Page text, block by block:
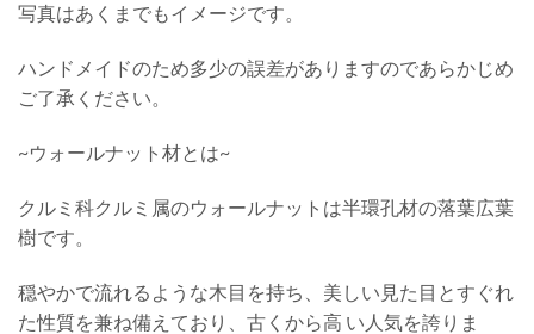
写真はあくまでもイメージです。
ハンドメイドのため多少の誤差がありますのであらかじめ
ご了承ください。
~ウォールナット材とは~
クルミ科クルミ属のウォールナットは半環孔材の落葉広葉
樹です。
穏やかで流れるような木目を持ち、美しい見た目とすぐれ
た性質を兼ね備えており、古くから高 い人気を誇りま